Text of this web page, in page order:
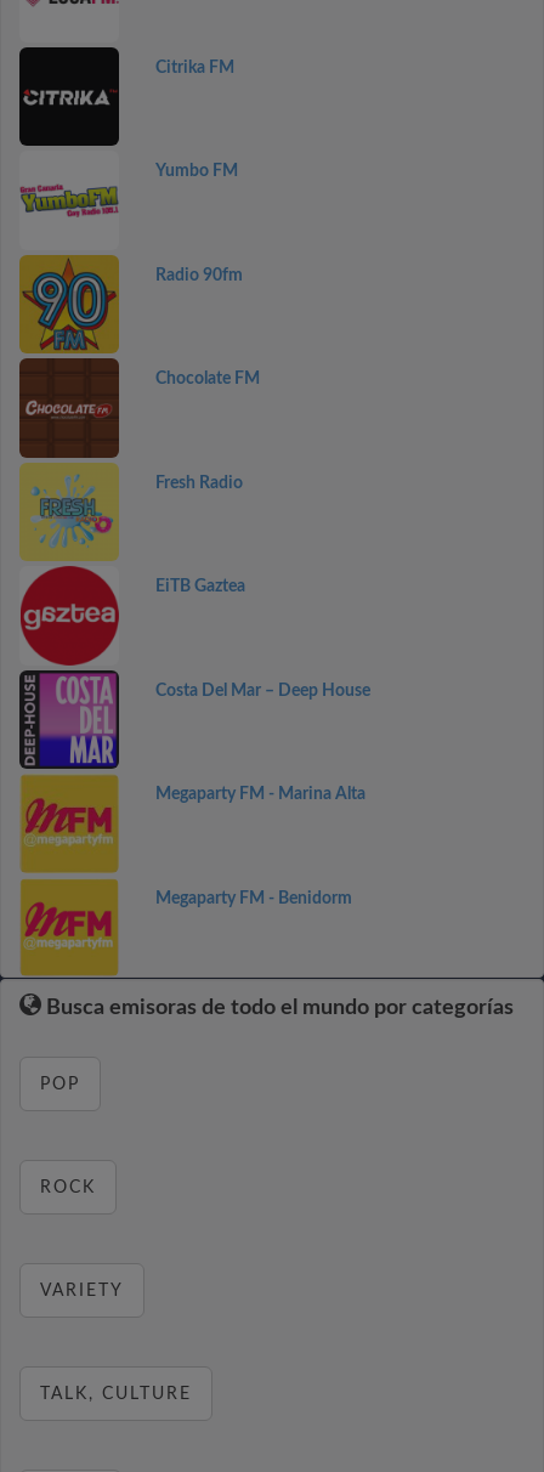
Citrika FM
Yumbo FM
Radio 90fm
Chocolate FM
Fresh Radio
EiTB Gaztea
Costa Del Mar – Deep House
Megaparty FM - Marina Alta
Megaparty FM - Benidorm
Busca emisoras de todo el mundo por categorías
POP
ROCK
VARIETY
TALK, CULTURE